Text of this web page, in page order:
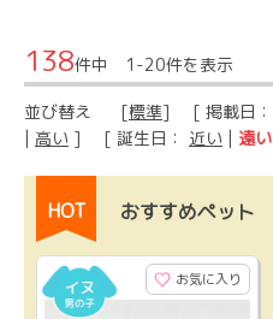
138件中 1-20件を表示
並び替え [標準] [ 掲載日：
| 高い ] [ 誕生日： 近い | 遠い
HOT おすすめペット
お気に入り